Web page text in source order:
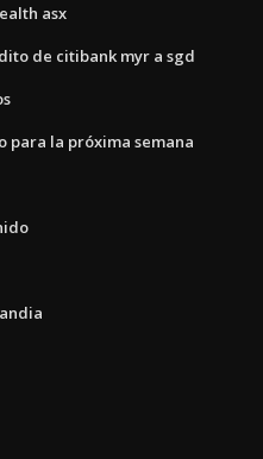
asx
de citibank myr a sgd
para la próxima semana